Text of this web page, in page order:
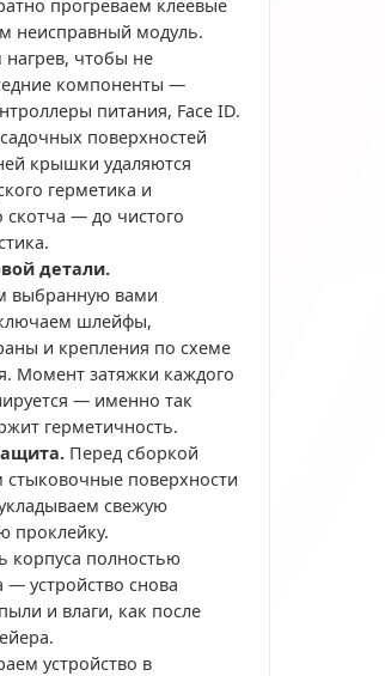
прогреваем клеевые
неисправный модуль.
чтобы не
компоненты —
питания, Face ID.
поверхностей
крышки удаляются
герметика и
скотча — до чистого
детали.
выбранную вами
шлейфы,
и крепления по схеме
Момент затяжки каждого
— именно так
герметичность.
Перед сборкой
поверхности
свежую
проклейку.
корпуса полностью
— устройство снова
и влаги, как после
устройство в